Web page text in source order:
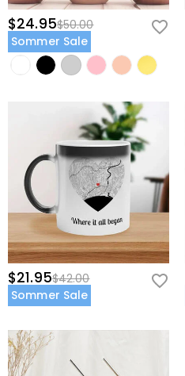
$24.95$50.00
Sommer Sale
$21.95$42.00
Sommer Sale